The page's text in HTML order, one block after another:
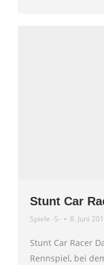
Stunt Car
Spiele -S- 8. Juni
Stunt Car Racer
Rennspiel, bei